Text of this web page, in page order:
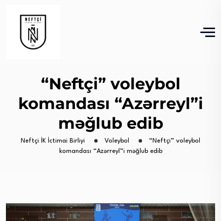
“Neftçi” voleybol
komandası “Azərreyl”i
məğlub edib
Neftçi İK İctimai Birliyi Voleybol
“Neftçi” voleybol
komandası “Azərreyl”i məğlub edib